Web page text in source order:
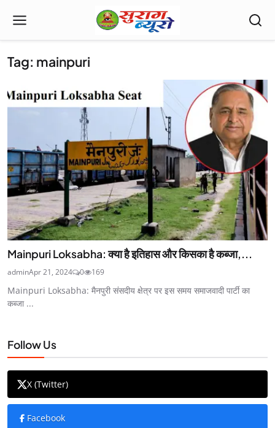
Tag: mainpuri
Mainpuri Loksabha: क्या है इतिहास और किसका है कब्जा,...
adminApr 21, 2024 0 169
Mainpuri Loksabha: मैनपुरी संसदीय क्षेत्र पर इस समय समाजवादी पार्टी का
कब्जा ...
Follow Us
X (Twitter)
Facebook